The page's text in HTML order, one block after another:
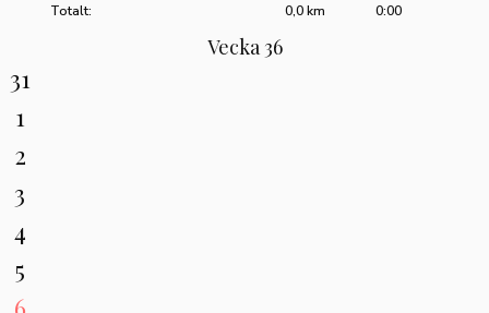
Totalt: 0:00
0,0 km
Vecka 36
31
1
2
3
4
5